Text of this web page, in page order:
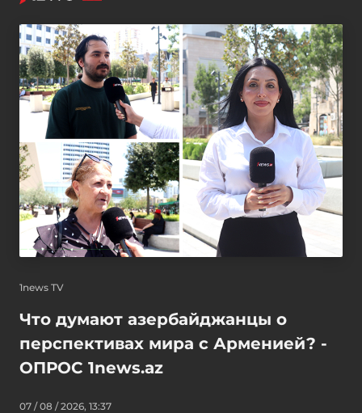
1news TV
Что думают азербайджанцы о
перспективах мира с Арменией? -
ОПРОС 1news.az
07 / 08 / 2026, 13:37